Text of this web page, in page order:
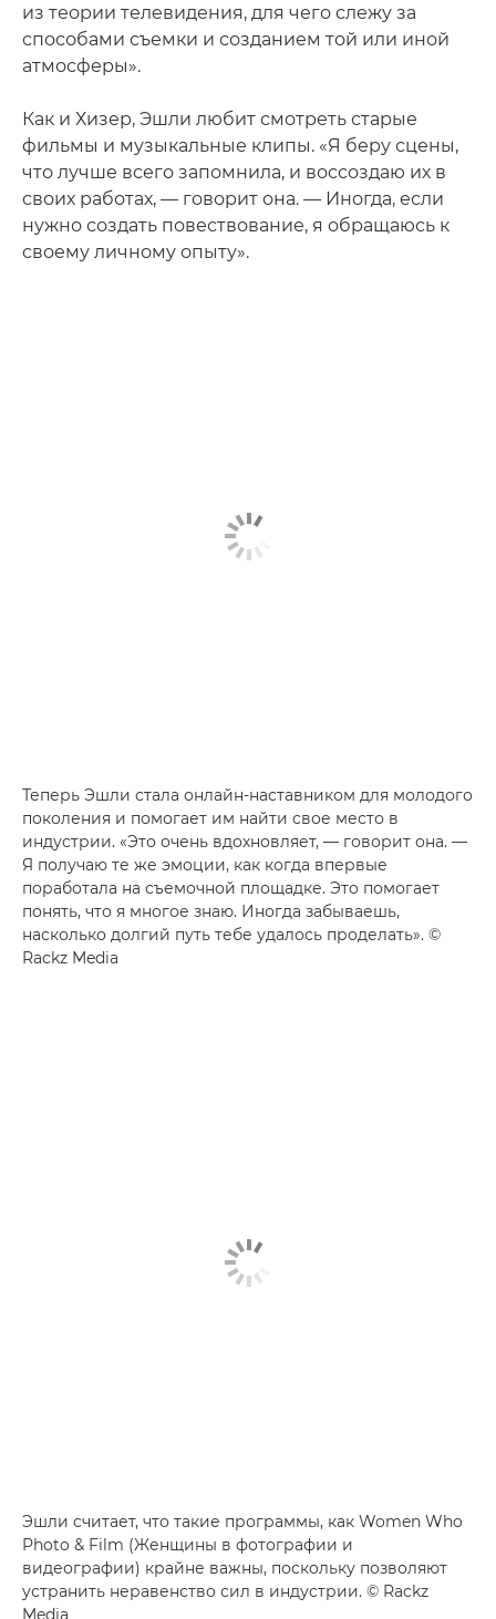
из теории телевидения, для чего слежу за
способами съемки и созданием той или иной
атмосферы».
Как и Хизер, Эшли любит смотреть старые
фильмы и музыкальные клипы. «Я беру сцены,
что лучше всего запомнила, и воссоздаю их в
своих работах, — говорит она. — Иногда, если
нужно создать повествование, я обращаюсь к
своему личному опыту».
Теперь Эшли стала онлайн-наставником для молодого
поколения и помогает им найти свое место в
индустрии. «Это очень вдохновляет, — говорит она. —
Я получаю те же эмоции, как когда впервые
поработала на съемочной площадке. Это помогает
понять, что я многое знаю. Иногда забываешь,
насколько долгий путь тебе удалось проделать». ©
Rackz Media
Эшли считает, что такие программы, как Women Who
Photo & Film (Женщины в фотографии и
видеографии) крайне важны, поскольку позволяют
устранить неравенство сил в индустрии. © Rackz
Media